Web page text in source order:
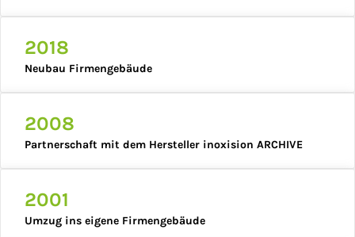
2018
Neubau Firmengebäude
2008
Partnerschaft mit dem Hersteller inoxision ARCHIVE
2001
Umzug ins eigene Firmengebäude